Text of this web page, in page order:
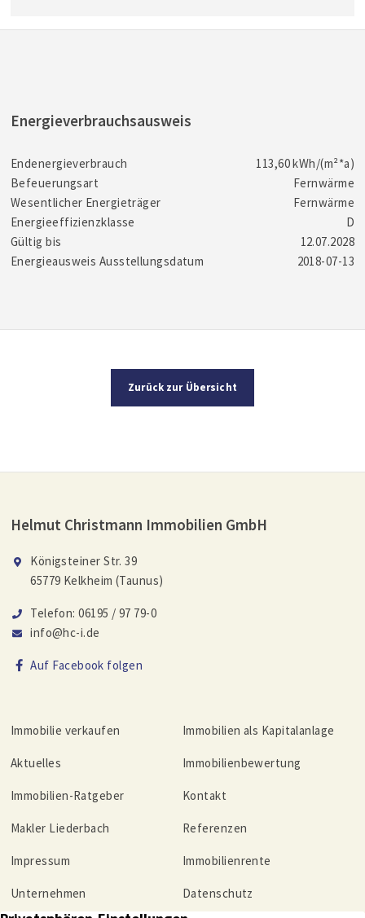
Energieverbrauchsausweis
Endenergieverbrauch
113,60 kWh/(m²*a)
Befeuerungsart
Fernwärme
Wesentlicher Energieträger
Fernwärme
Energieeffizienzklasse
D
Gültig bis
12.07.2028
Energieausweis Ausstellungsdatum
2018-07-13
Zurück zur Übersicht
Helmut Christmann Immobilien GmbH
Königsteiner Str. 39
65779 Kelkheim (Taunus)
Telefon: 06195 / 97 79-0
info@hc-i.de
Auf Facebook folgen
Immobilie verkaufen Immobilien als Kapitalanlage
Aktuelles Immobilienbewertung
Immobilien-Ratgeber Kontakt
Makler Liederbach Referenzen
Impressum Immobilienrente
Unternehmen Datenschutz